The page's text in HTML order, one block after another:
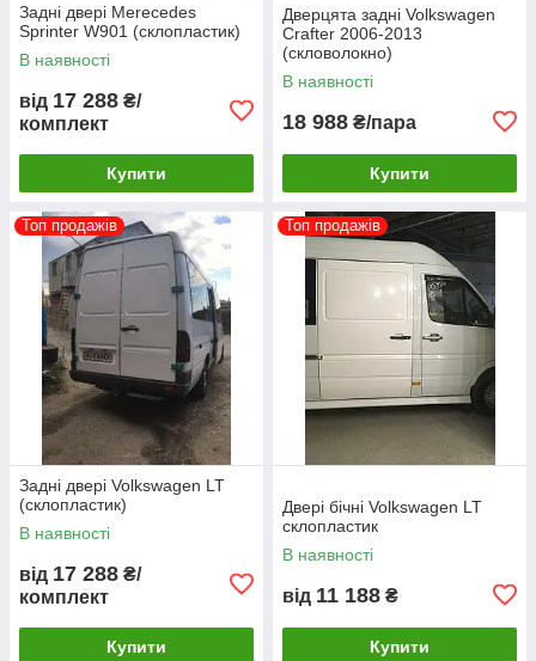
Задні двері Merecedes
Sprinter W901 (склопластик)
В наявності
від 17 288 ₴/
комплект
Купити
Дверцята задні Volkswagen
Crafter 2006-2013
(скловолокно)
В наявності
18 988 ₴/пара
Купити
Топ продажів
Задні двері Volkswagen LT
(склопластик)
В наявності
від 17 288 ₴/
комплект
Купити
Топ продажів
Двері бічні Volkswagen LT
склопластик
В наявності
від 11 188 ₴
Купити